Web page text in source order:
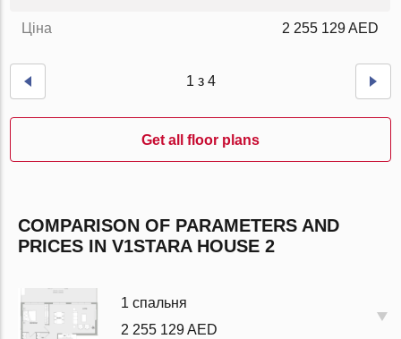
Ціна 2 255 129 AED
Get all floor plans
1 з 4
COMPARISON OF PARAMETERS AND
PRICES IN V1STARA HOUSE 2
1 спальня
2 255 129 AED